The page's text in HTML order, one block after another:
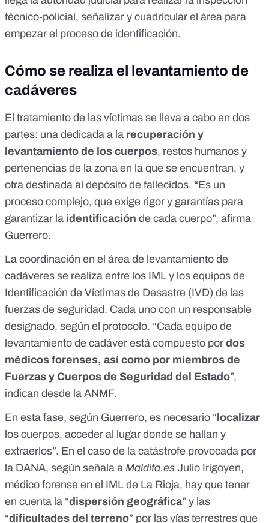
técnico-policial, señalizar y cuadricular el área para
empezar el proceso de identificación.
Cómo se realiza el levantamiento de
cadáveres
El tratamiento de las víctimas se lleva a cabo en dos
partes: una dedicada a la recuperación y
levantamiento de los cuerpos, restos humanos y
pertenencias de la zona en la que se encuentran, y
otra destinada al depósito de fallecidos. “Es un
proceso complejo, que exige rigor y garantías para
garantizar la identificación de cada cuerpo”, afirma
Guerrero.
La coordinación en el área de levantamiento de
cadáveres se realiza entre los IML y los equipos de
Identificación de Víctimas de Desastre (IVD) de las
fuerzas de seguridad. Cada uno con un responsable
designado, según el protocolo. “Cada equipo de
levantamiento de cadáver está compuesto por dos
médicos forenses, así como por miembros de
Fuerzas y Cuerpos de Seguridad del Estado”,
indican desde la ANMF.
En esta fase, según Guerrero, es necesario “ localizar
los cuerpos, acceder al lugar donde se hallan y
extraerlos”. En el caso de la catástrofe provocada por
la DANA, según señala a Maldita.es Julio Irigoyen,
médico forense en el IML de La Rioja, hay que tener
en cuenta la “dispersión geográfica” y las
“dificultades del terreno” por las vías terrestres que